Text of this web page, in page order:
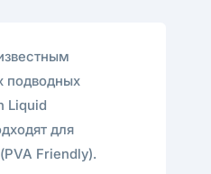
подводных
Liquid
для
Friendly).